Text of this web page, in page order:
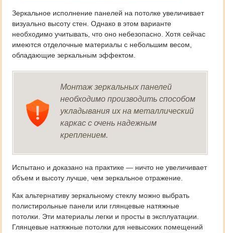
Зеркальное исполнение панелей на потолке увеличивает
визуально высоту стен. Однако в этом варианте
необходимо учитывать, что оно небезопасно. Хотя сейчас
имеются отделочные материалы с небольшим весом,
обладающие зеркальным эффектом.
Монтаж зеркальных панелей
необходимо производить способом
укладывания их на металлический
каркас с очень надежным
креплением.
Испытано и доказано на практике — ничто не увеличивает
объем и высоту лучше, чем зеркальное отражение.
Как альтернативу зеркальному стеклу можно выбрать
полистирольные панели или глянцевые натяжные
потолки. Эти материалы легки и просты в эксплуатации.
Глянцевые натяжные потолки для невысоких помещений